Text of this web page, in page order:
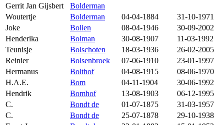
Gerrit Jan Gijsbert
Bolderman
Woutertje
Bolderman 04-04-1884
31-10-1971
Joke
Bolien 08-04-1946
30-09-2002
Henderika
Bolman 30-08-1907
11-03-1992
Teunisje
Bolschoten 18-03-1936
26-02-2005
Reinier
Bolsenbroek 07-06-1910
23-01-1997
Hermanus
Bolthof 04-08-1915
08-06-1970
H.A.E.
Bom 04-11-1904
30-06-1992
Hendrik
Bomhof 13-08-1903
06-12-1995
C.
Bondt de 01-07-1875
31-03-1957
C.
Bondt de 25-07-1878
29-10-1938